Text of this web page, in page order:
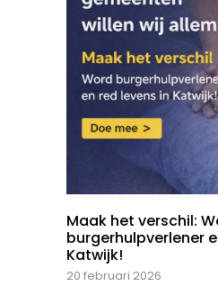
Maak het verschil:
burgerhulpverlener
Katwijk!
20 februari 2026